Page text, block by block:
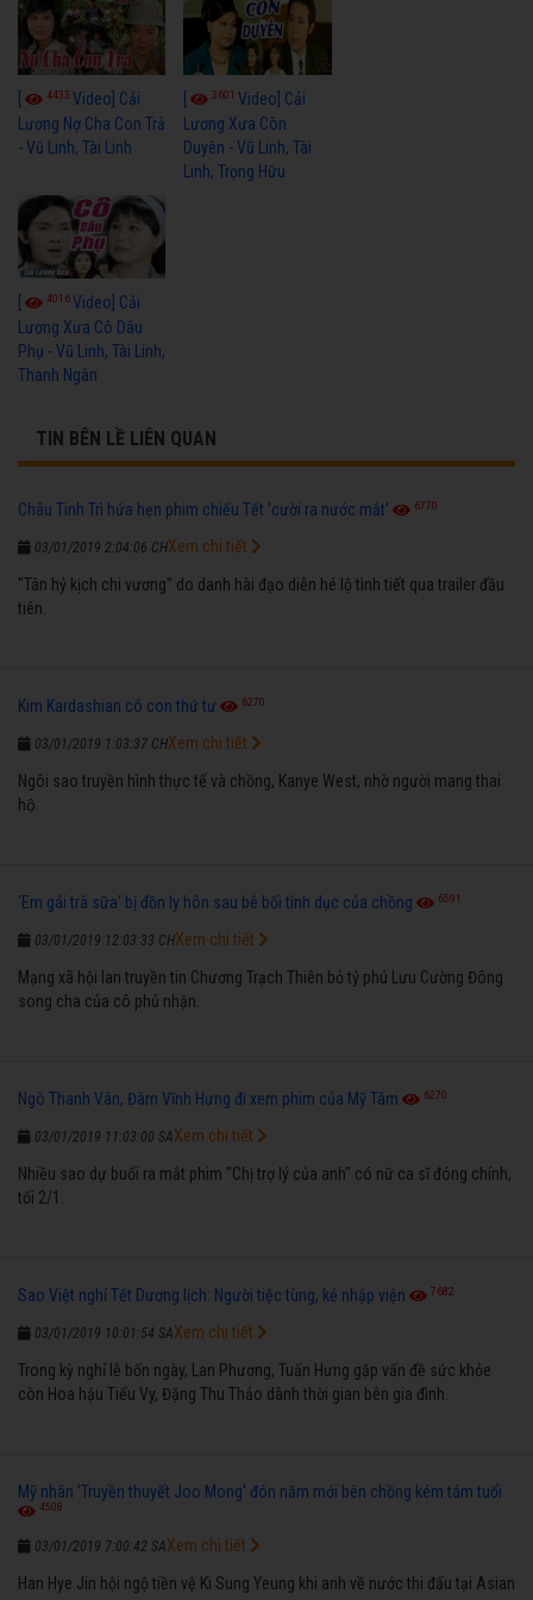
4433 Video] Cải
Lương Nợ Cha Con Trả
- Vũ Linh, Tài Linh
3601Video] Cải
Lương Xưa Còn
Duyên - Vũ Linh, Tài
Linh, Trọng Hữu
[ 4016Video] Cải
Lương Xưa Cô Dâu
Phụ - Vũ Linh, Tài Linh,
Thanh Ngân
TIN BÊN LỀ LIÊN QUAN
Châu Tinh Trì hứa hẹn phim chiếu Tết 'cười ra nước mắt' 6770
03/01/2019 2:04:06 CH
"Tân hỷ kịch chi vương" do danh hài đạo diễn hé lộ tình tiết qua trailer đầu
tiên.
Xem chi tiết
Kim Kardashian có con thứ tư 6270
03/01/2019 1:03:37 CH
Ngôi sao truyền hình thực tế và chồng, Kanye West, nhờ người mang thai
hộ.
Xem chi tiết
'Em gái trà sữa' bị đồn ly hôn sau bê bối tình dục của chồng 6591
03/01/2019 12:03:33 CH
Mạng xã hội lan truyền tin Chương Trạch Thiên bỏ tỷ phú Lưu Cường Đông
song cha của cô phủ nhận.
Xem chi tiết
Ngô Thanh Vân, Đàm Vĩnh Hưng đi xem phim của Mỹ Tâm 6270
03/01/2019 11:03:00 SA
Nhiều sao dự buổi ra mắt phim "Chị trợ lý của anh" có nữ ca sĩ đóng chính,
tối 2/1.
Xem chi tiết
Sao Việt nghỉ Tết Dương lịch: Người tiệc tùng, kẻ nhập viện 7682
03/01/2019 10:01:54 SA
Trong kỳ nghỉ lễ bốn ngày, Lan Phương, Tuấn Hưng gặp vấn đề sức khỏe
còn Hoa hậu Tiểu Vy, Đặng Thu Thảo dành thời gian bên gia đình.
Xem chi tiết
Mỹ nhân 'Truyền thuyết Joo Mong' đón năm mới bên chồng kém tám tuổi
4508
03/01/2019 7:00:42 SA
Han Hye Jin hội ngộ tiền vệ Ki Sung Yeung khi anh về nước thi đấu tại Asian
Xem chi tiết